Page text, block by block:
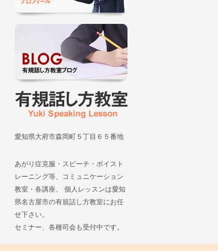
愛知県大府市森岡町５丁目６５番地
あがり症克服・スピーチ・ボイスト
レーニング等、コミュニケーション
教室・各講座、 個人レッスンは愛知
県名古屋市の有規話し方教室にお任
せ下さい。
セミナー、各種司会も受付中です。